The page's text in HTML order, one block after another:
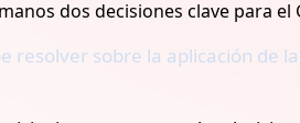
resolver sobre la aplicación de